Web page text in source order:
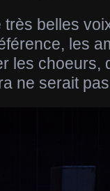
belles
les
les choeurs,
ne serait pas